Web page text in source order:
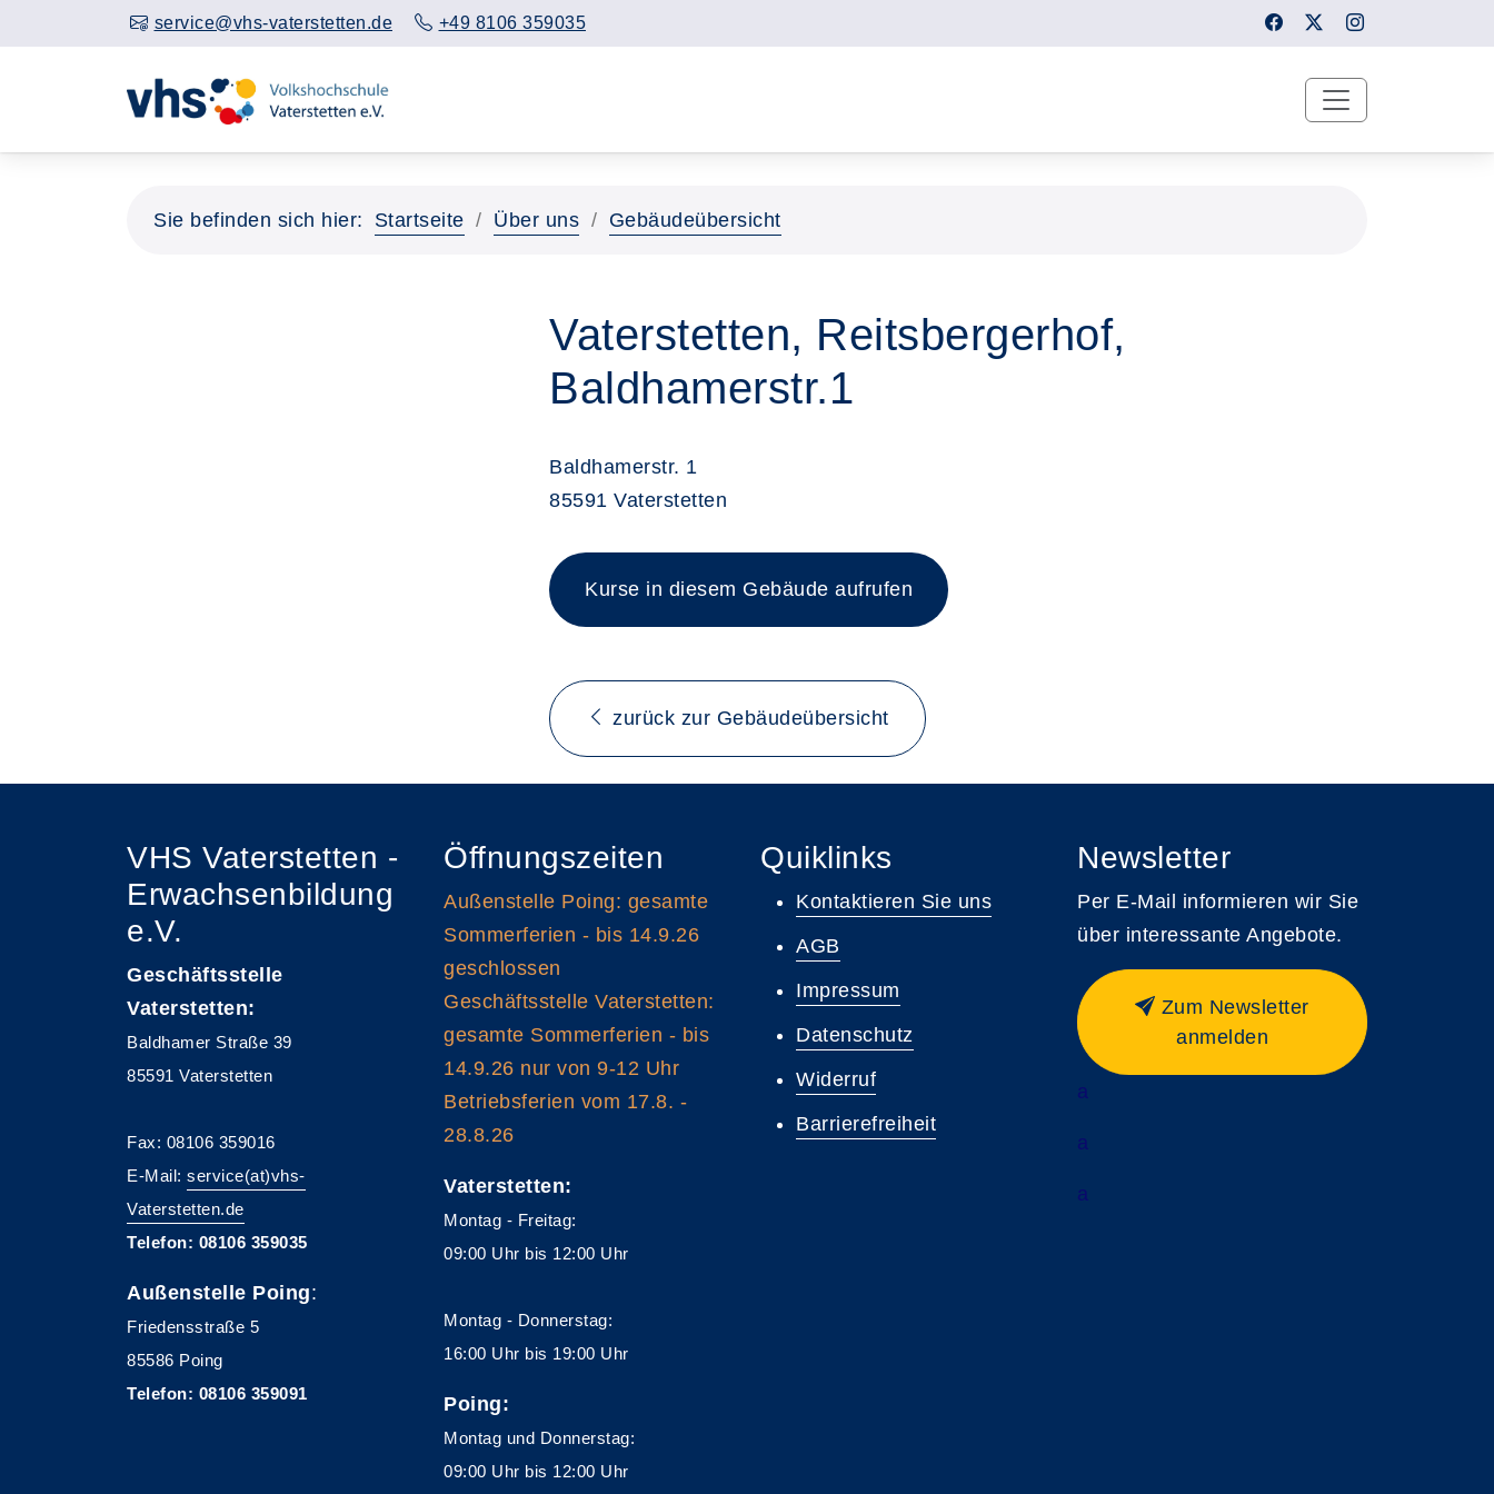
service@vhs-vaterstetten.de +49 8106 359035
Sie befinden sich hier: Startseite Über uns Gebäudeübersicht
Vaterstetten, Reitsbergerhof,
Baldhamerstr.1
Baldhamerstr. 1
85591 Vaterstetten
Kurse in diesem Gebäude aufrufen
zurück zur Gebäudeübersicht
VHS Vaterstetten -
Erwachsenbildung
e.V.
Geschäftsstelle
Vaterstetten:
Baldhamer Straße 39
85591 Vaterstetten
Fax: 08106 359016
E-Mail: service(at)vhs-
Vaterstetten.de
Telefon: 08106 359035
Außenstelle Poing:
Friedensstraße 5
85586 Poing
Telefon: 08106 359091
Öffnungszeiten
Außenstelle Poing: gesamte
Sommerferien - bis 14.9.26
geschlossen
Geschäftsstelle Vaterstetten:
gesamte Sommerferien - bis
14.9.26 nur von 9-12 Uhr
Betriebsferien vom 17.8. -
28.8.26
Vaterstetten:
Montag - Freitag:
09:00 Uhr bis 12:00 Uhr
Montag - Donnerstag:
16:00 Uhr bis 19:00 Uhr
Poing:
Montag und Donnerstag:
09:00 Uhr bis 12:00 Uhr
Quiklinks
Kontaktieren Sie uns
AGB
Impressum
Datenschutz
Widerruf
Barrierefreiheit
Newsletter
Per E-Mail informieren wir Sie
über interessante Angebote.
Zum Newsletter
anmelden
a
a
a